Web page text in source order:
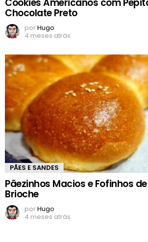
Chocolate Preto
porHugo
4 meses atrás
PÃES E SANDES
Pãezinhos Macios e Fofinhos
Brioche
porHugo
4 meses atrás